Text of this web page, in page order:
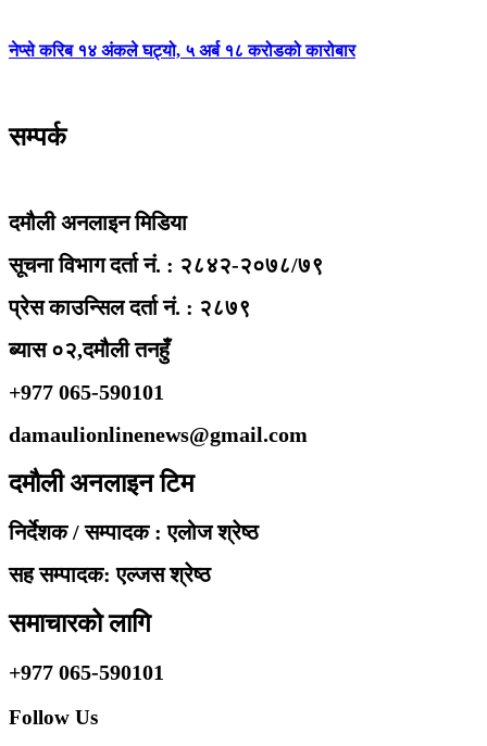
नेप्से करिब १४ अंकले घट्यो, ५ अर्ब १८ करोडको कारोबार
सम्पर्क
दमौली अनलाइन मिडिया
सूचना विभाग दर्ता नं. : २८४२-२०७८/७९
प्रेस काउन्सिल दर्ता नं. : २८७९
ब्यास ०२,दमौली तनहुँ
+977 065-590101
damaulionlinenews@gmail.com
दमौली अनलाइन टिम
निर्देशक / सम्पादक : एलोज श्रेष्ठ
सह सम्पादक: एल्जस श्रेष्ठ
समाचारको लागि
+977 065-590101
Follow Us